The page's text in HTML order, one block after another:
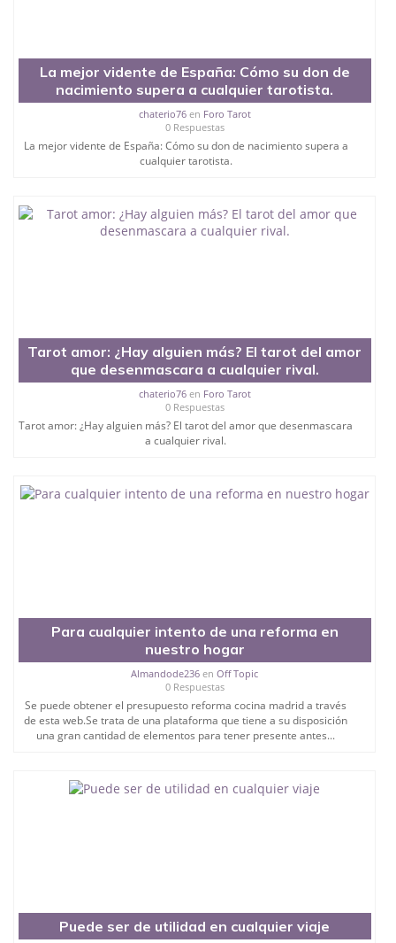
La mejor vidente de España: Cómo su don de
nacimiento supera a cualquier tarotista.
chaterio76en Foro Tarot
0 Respuestas
La mejor vidente de España: Cómo su don de nacimiento supera a
cualquier tarotista.
Tarot amor: ¿Hay alguien más? El tarot del amor
que desenmascara a cualquier rival.
chaterio76en Foro Tarot
0 Respuestas
Tarot amor: ¿Hay alguien más? El tarot del amor que desenmascara
a cualquier rival.
Para cualquier intento de una reforma en
nuestro hogar
Almandode236 enOff Topic
0 Respuestas
Se puede obtener el presupuesto reforma cocina madrid a través
de esta web.Se trata de una plataforma que tiene a su disposición
una gran cantidad de elementos para tener presente antes...
Puede ser de utilidad en cualquier viaje